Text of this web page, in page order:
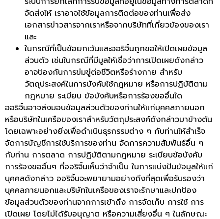
จัดส่งให้ เราอาจใช้ข้อมูลการติดต่อของท่านเพื่อส่ง
เอกสารข่าวสารจากเราหรือจากบริษัทที่เกี่ยวข้องของเรา
และ
ในกรณีที่เป็นข้อยกเว้นและออริจิ้นถูกขอให้เปิดเผยข้อมูล
ส่วนตัว เช่นในกรณีที่มีมูลให้เชื่อว่าการเปิดเผยดังกล่าว
อาจป้องกันการข่มขู่ต่อชีวิตหรือร่างกาย สำหรับ
วัตถุประสงค์ในการบังคับใช้กฎหมาย หรือการปฏิบัติตาม
กฎหมาย ระเบียบ ข้อบังคับหรือการร้องขออื่นใด
ออริจิ้นอาจส่งมอบข้อมูลส่วนตัวของท่านให้แก่บุคคลภายนอก
หรือบริษัทในเครือของเราสำหรับวัตถุประสงค์ดังกล่าวมาข้างต้น
โดยเฉพาะอย่างยิ่งเพื่อดำเนินธุรกรรมต่าง ๆ กับท่านให้สำเร็จ
จัดการบัญชีการใช้บริการของท่าน จัดการความสัมพันธ์อื่น ๆ
กับท่าน การตลาด การปฏิบัติตามกฎหมาย ระเบียบข้อบังคับ
การร้องขออื่นๆ ที่ออริจิ้นเห็นว่าจำเป็น ในการแบ่งปันข้อมูลให้แก่
บุคคลดังกล่าว ออริจิ้นจะพยายามอย่างถึงที่สุดเพื่อรับรองว่า
บุคคลภายนอกและบริษัทในเครือของเราจะรักษาและปกป้อง
ข้อมูลส่วนตัวของท่านจากการเข้าถึง การจัดเก็บ การใช้ การ
เปิดเผย โดยไม่ได้รับอนุญาต หรือความเสี่ยงอื่น ๆ ในลักษณะ